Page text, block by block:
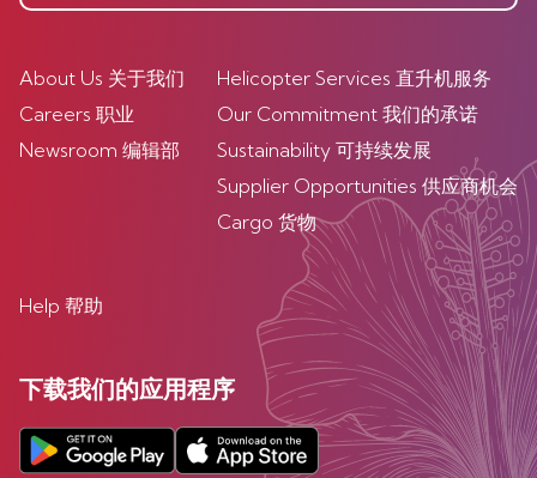
About Us 关于我们
Careers 职业
Newsroom 编辑部
Helicopter Services 直升机服务
Our Commitment 我们的承诺
Sustainability 可持续发展
Supplier Opportunities 供应商机会
Cargo 货物
Help 帮助
下载我们的应用程序